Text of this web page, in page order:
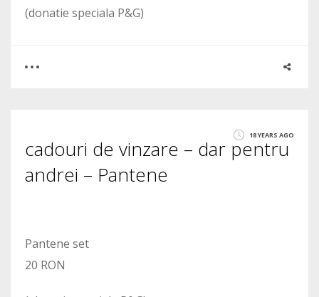
(donatie speciala P&G)
1655
18 YEARS AGO
cadouri de vinzare – dar pentru
andrei – Pantene
Pantene set
20 RON